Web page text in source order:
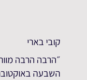
קובי בארי
״הרבה הרבה
השבעה